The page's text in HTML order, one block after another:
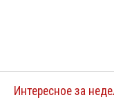
Интересное за